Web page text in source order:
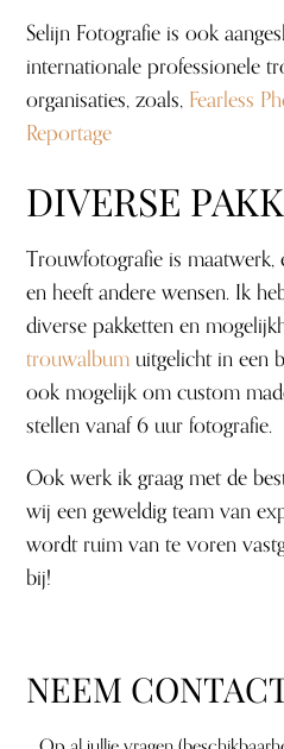
Selijn Fotografie is ook
internationale professionele
organisaties, zoals, Fearless
Reportage
DIVERSE
Trouwfotografie is maatwerk,
en heeft andere wensen. Ik
diverse pakketten en
trouwalbumuitgelicht in een
ook mogelijk om custom
stellen vanaf 6 uur fotografie.
Ook werk ik graag met de
wij een geweldig team van
wordt ruim van te voren
bij!
NEEM